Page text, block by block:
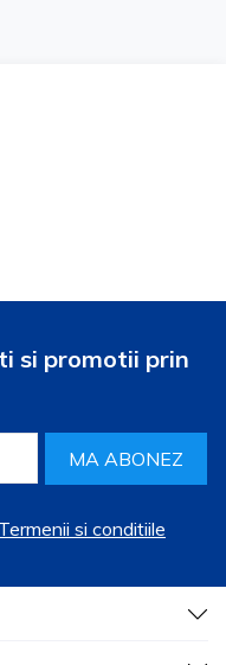
si promotii prin
MA ABONEZ
Termenii si conditiile